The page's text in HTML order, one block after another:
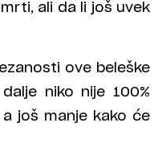
ali da li još uvek
ove beleške
niko nije 100%
još manje kako će